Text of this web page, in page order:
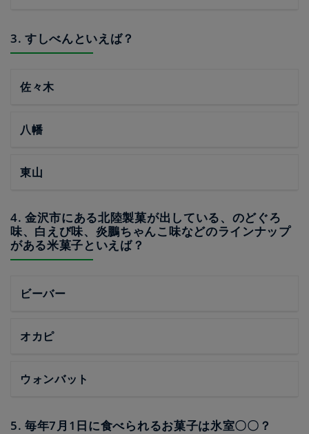
3. すしべんといえば？
佐々木
八幡
東山
4. 金沢市にある北陸製菓が出している、のどぐろ
味、白えび味、炎鵬ちゃんこ味などのラインナップ
がある米菓子といえば？
ビーバー
オカピ
ウォンバット
5. 毎年7月1日に食べられるお菓子は氷室〇〇？